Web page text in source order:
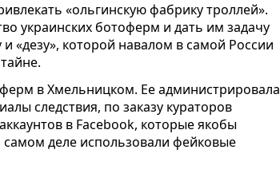
«ольгинскую фабрику троллей».
украинских ботоферм и дать им задачу
«дезу», которой навалом в самой России
в Хмельницком. Ее администрировала
следствия, по заказу кураторов
в Facebook, которые якобы
деле использовали фейковые